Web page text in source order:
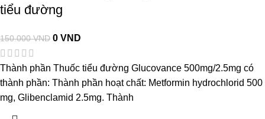
tiểu đường
150.000VND 0VND
Thành phần Thuốc tiểu đường Glucovance 500mg/2.5mg có
thành phần: Thành phần hoạt chất: Metformin hydrochlorid 500
mg, Glibenclamid 2.5mg. Thành